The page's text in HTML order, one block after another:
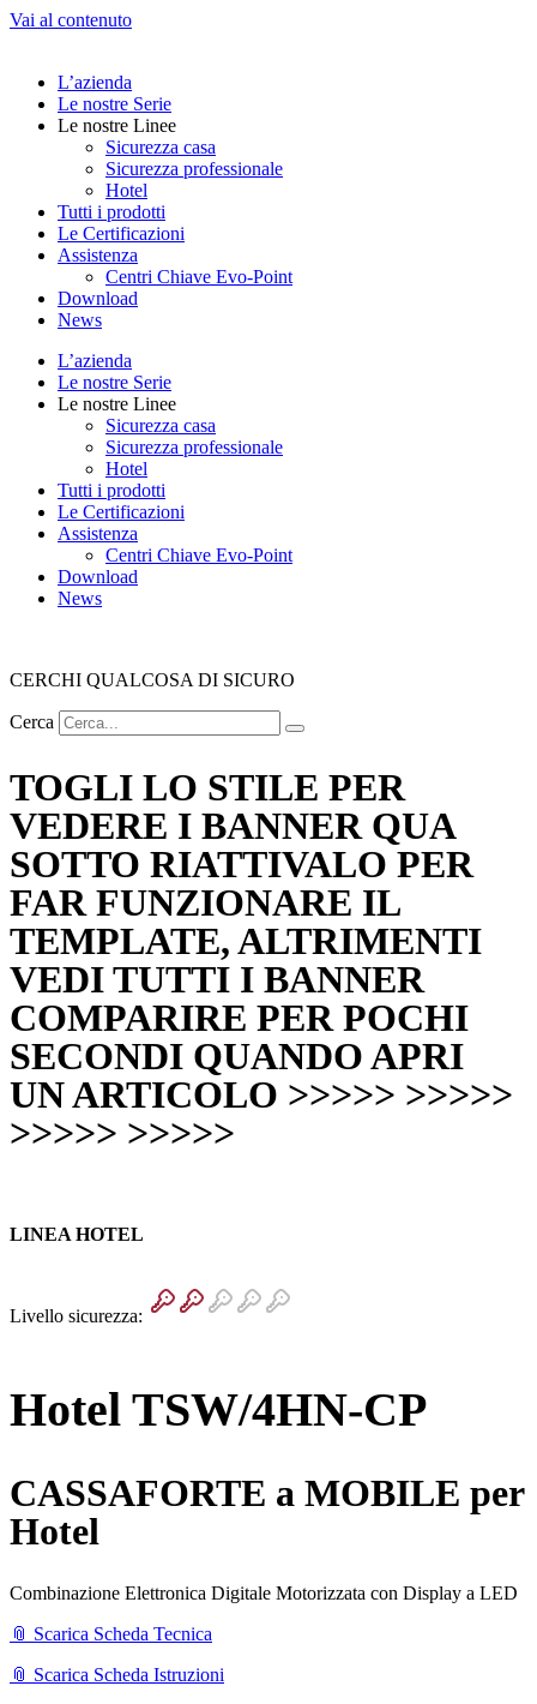
Vai al contenuto
L’azienda
Le nostre Serie
Le nostre Linee
Sicurezza casa
Sicurezza professionale
Hotel
Tutti i prodotti
Le Certificazioni
Assistenza
Centri Chiave Evo-Point
Download
News
L’azienda
Le nostre Serie
Le nostre Linee
Sicurezza casa
Sicurezza professionale
Hotel
Tutti i prodotti
Le Certificazioni
Assistenza
Centri Chiave Evo-Point
Download
News
CERCHI QUALCOSA DI SICURO
Cerca
TOGLI LO STILE PER
VEDERE I BANNER QUA
SOTTO RIATTIVALO PER
FAR FUNZIONARE IL
TEMPLATE, ALTRIMENTI
VEDI TUTTI I BANNER
COMPARIRE PER POCHI
SECONDI QUANDO APRI
UN ARTICOLO >>>>> >>>>>
>>>>> >>>>>
LINEA HOTEL
Livello sicurezza:
Hotel TSW/4HN-CP
CASSAFORTE a MOBILE per
Hotel
Combinazione Elettronica Digitale Motorizzata con Display a LED
📎 Scarica Scheda Tecnica
📎 Scarica Scheda Istruzioni